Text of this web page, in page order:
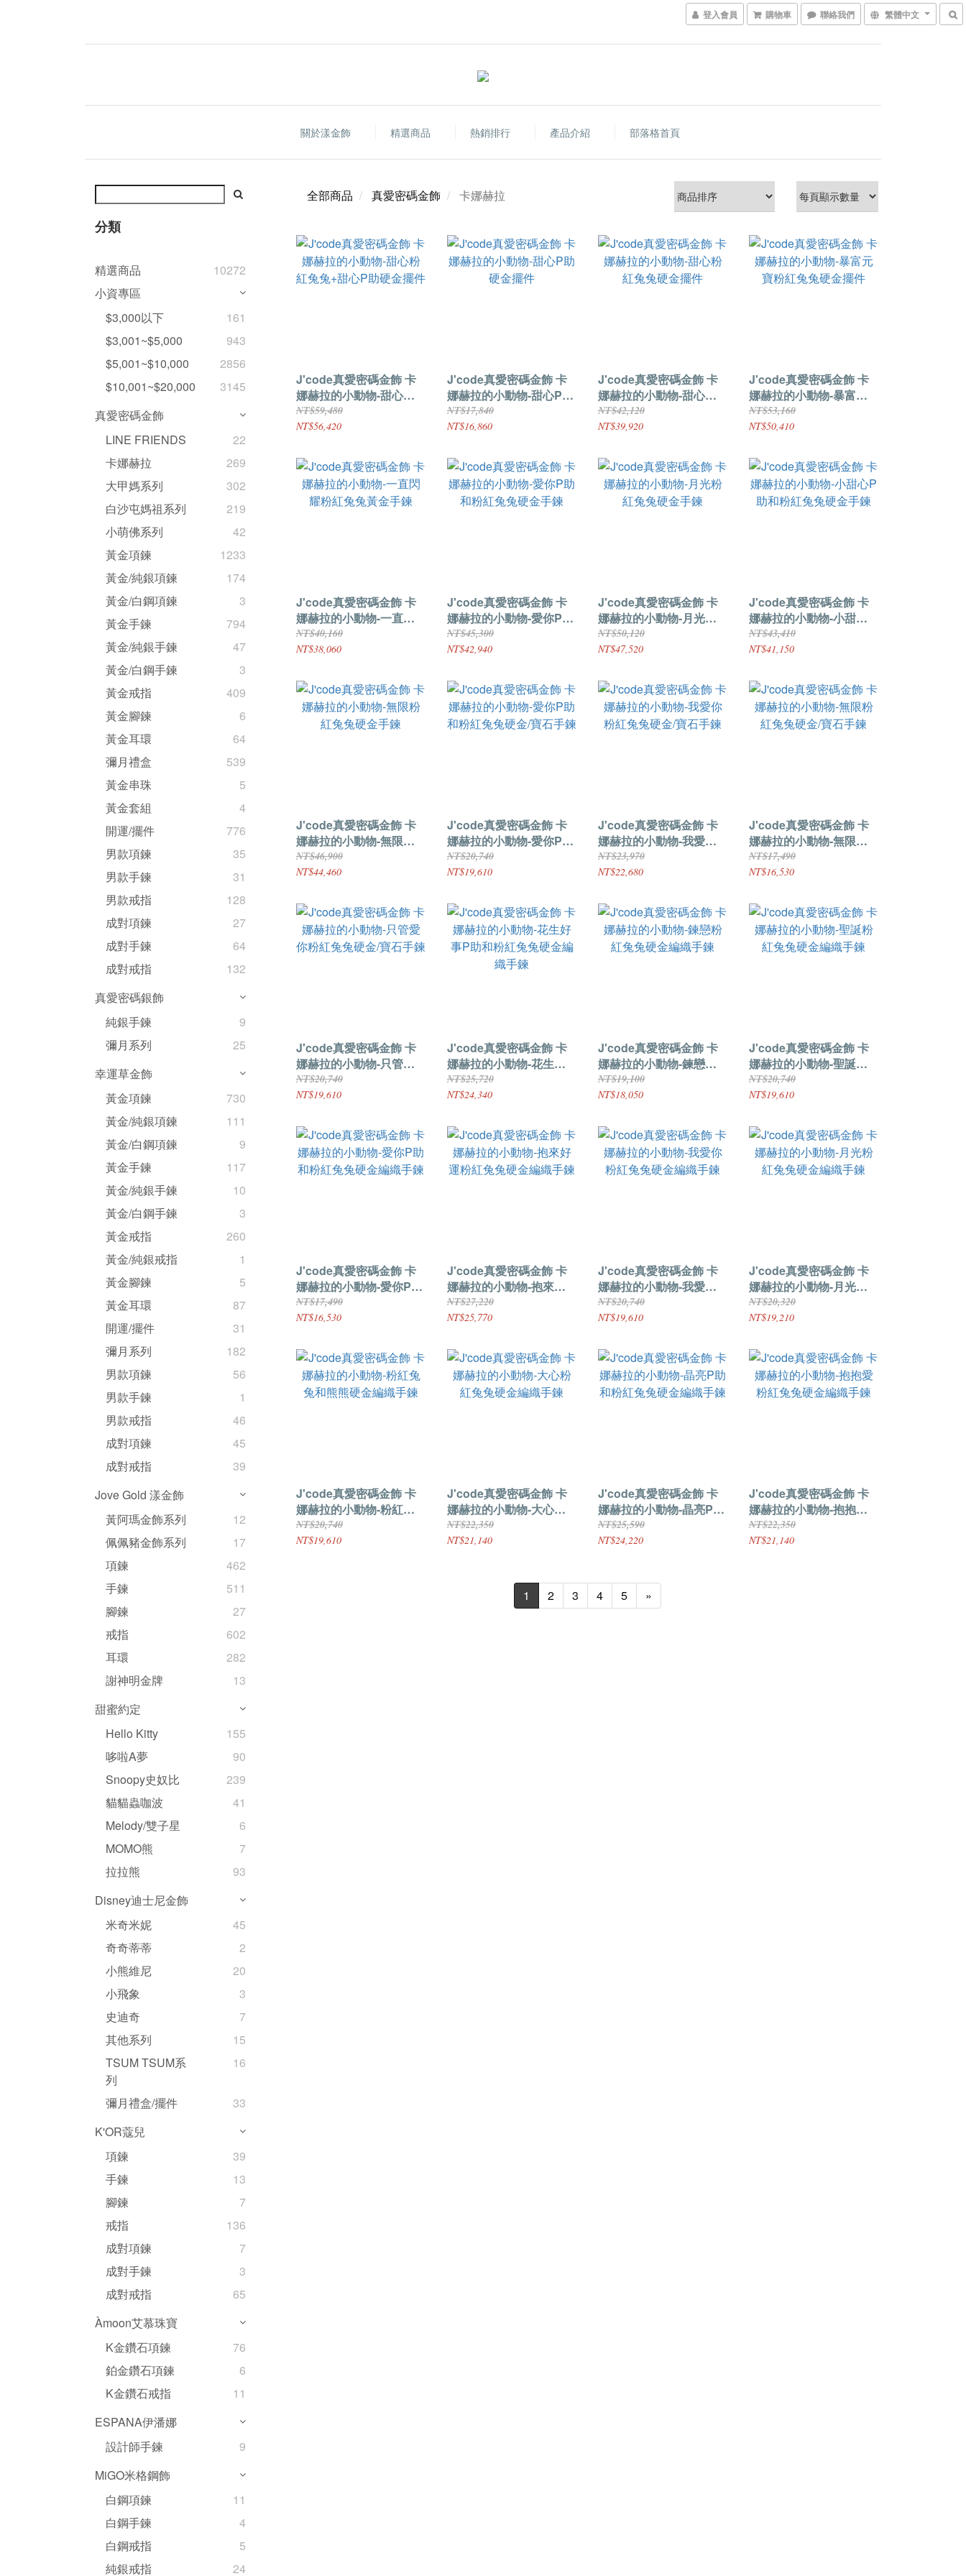
登入會員 購物車 聯絡我們 繁體中文
關於漾金飾 精選商品 熱銷排行 產品介紹 部落格首頁
分類
精選商品
10272
小資專區
$3,000以下
161
$3,001~$5,000
943
$5,001~$10,000
2856
$10,001~$20,000
3145
真愛密碼金飾
LINE FRIENDS
22
卡娜赫拉
269
大甲媽系列
302
白沙屯媽祖系列
219
小萌佛系列
42
黃金項鍊
1233
黃金/純銀項鍊
174
黃金/白鋼項鍊
3
黃金手鍊
794
黃金/純銀手鍊
47
黃金/白鋼手鍊
3
黃金戒指
409
黃金腳鍊
6
黃金耳環
64
彌月禮盒
539
黃金串珠
5
黃金套組
4
開運/擺件
776
男款項鍊
35
男款手鍊
31
男款戒指
128
成對項鍊
27
成對手鍊
64
成對戒指
132
真愛密碼銀飾
純銀手鍊
9
彌月系列
25
幸運草金飾
黃金項鍊
730
黃金/純銀項鍊
111
黃金/白鋼項鍊
9
黃金手鍊
117
黃金/純銀手鍊
10
黃金/白鋼手鍊
3
黃金戒指
260
黃金/純銀戒指
1
黃金腳鍊
5
黃金耳環
87
開運/擺件
31
彌月系列
182
男款項鍊
56
男款手鍊
1
男款戒指
46
成對項鍊
45
成對戒指
39
Jove Gold 漾金飾
黃阿瑪金飾系列
12
佩佩豬金飾系列
17
項鍊
462
手鍊
511
腳鍊
27
戒指
602
耳環
282
謝神明金牌
13
甜蜜約定
Hello Kitty
155
哆啦A夢
90
Snoopy史奴比
239
貓貓蟲咖波
41
Melody/雙子星
6
MOMO熊
7
拉拉熊
93
Disney迪士尼金飾
米奇米妮
45
奇奇蒂蒂
2
小熊維尼
20
小飛象
3
史迪奇
7
其他系列
15
TSUM TSUM系
列
16
彌月禮盒/擺件
33
K'OR蔻兒
項鍊
39
手鍊
13
腳鍊
7
戒指
136
成對項鍊
7
成對手鍊
3
成對戒指
65
Àmoon艾慕珠寶
K金鑽石項鍊
76
鉑金鑽石項鍊
6
K金鑽石戒指
11
ESPANA伊潘娜
設計師手鍊
9
MiGO米格鋼飾
白鋼項鍊
11
白鋼手鍊
4
白鋼戒指
5
純銀戒指
24
全部商品 真愛密碼金飾 卡娜赫拉
J'code真愛密碼金飾 卡
娜赫拉的小動物-甜心粉
紅兔兔+甜心P助硬金擺件
NT$59,480
NT$56,420
J'code真愛密碼金飾 卡
娜赫拉的小動物-甜心P助
硬金擺件
NT$17,840
NT$16,860
J'code真愛密碼金飾 卡
娜赫拉的小動物-甜心粉
紅兔兔硬金擺件
NT$42,120
NT$39,920
J'code真愛密碼金飾 卡
娜赫拉的小動物-暴富元
寶粉紅兔兔硬金擺件
NT$53,160
NT$50,410
J'code真愛密碼金飾 卡
娜赫拉的小動物-一直閃
耀粉紅兔兔黃金手鍊
NT$40,160
NT$38,060
J'code真愛密碼金飾 卡
娜赫拉的小動物-愛你P助
和粉紅兔兔硬金手鍊
NT$45,300
NT$42,940
J'code真愛密碼金飾 卡
娜赫拉的小動物-月光粉
紅兔兔硬金手鍊
NT$50,120
NT$47,520
J'code真愛密碼金飾 卡
娜赫拉的小動物-小甜心P
助和粉紅兔兔硬金手鍊
NT$43,410
NT$41,150
J'code真愛密碼金飾 卡
娜赫拉的小動物-無限粉
紅兔兔硬金手鍊
NT$46,900
NT$44,460
J'code真愛密碼金飾 卡
娜赫拉的小動物-愛你P助
和粉紅兔兔硬金/寶石手鍊
NT$20,740
NT$19,610
J'code真愛密碼金飾 卡
娜赫拉的小動物-我愛你
粉紅兔兔硬金/寶石手鍊
NT$23,970
NT$22,680
J'code真愛密碼金飾 卡
娜赫拉的小動物-無限粉
紅兔兔硬金/寶石手鍊
NT$17,490
NT$16,530
J'code真愛密碼金飾 卡
娜赫拉的小動物-只管愛
你粉紅兔兔硬金/寶石手鍊
NT$20,740
NT$19,610
J'code真愛密碼金飾 卡
娜赫拉的小動物-花生好
事P助和粉紅兔兔硬金編
織手鍊
NT$25,720
NT$24,340
J'code真愛密碼金飾 卡
娜赫拉的小動物-鍊戀粉
紅兔兔硬金編織手鍊
NT$19,100
NT$18,050
J'code真愛密碼金飾 卡
娜赫拉的小動物-聖誕粉
紅兔兔硬金編織手鍊
NT$20,740
NT$19,610
J'code真愛密碼金飾 卡
娜赫拉的小動物-愛你P助
和粉紅兔兔硬金編織手鍊
NT$17,490
NT$16,530
J'code真愛密碼金飾 卡
娜赫拉的小動物-抱來好
運粉紅兔兔硬金編織手鍊
NT$27,220
NT$25,770
J'code真愛密碼金飾 卡
娜赫拉的小動物-我愛你
粉紅兔兔硬金編織手鍊
NT$20,740
NT$19,610
J'code真愛密碼金飾 卡
娜赫拉的小動物-月光粉
紅兔兔硬金編織手鍊
NT$20,320
NT$19,210
J'code真愛密碼金飾 卡
娜赫拉的小動物-粉紅兔
兔和熊熊硬金編織手鍊
NT$20,740
NT$19,610
J'code真愛密碼金飾 卡
娜赫拉的小動物-大心粉
紅兔兔硬金編織手鍊
NT$22,350
NT$21,140
J'code真愛密碼金飾 卡
娜赫拉的小動物-晶亮P助
和粉紅兔兔硬金編織手鍊
NT$25,590
NT$24,220
J'code真愛密碼金飾 卡
娜赫拉的小動物-抱抱愛
粉紅兔兔硬金編織手鍊
NT$22,350
NT$21,140
1 2 3 4 5 »